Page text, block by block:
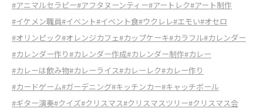
#アニマルセラピー#アフタヌーンティー#アートレク#アート制作
#イケメン職員#イベント#イベント食#ウクレレ#エモい#オセロ
#オリンピック#オレンジカフェ#カップケーキ#カラフル#カレンダー
#カレンダー作り#カレンダー作成#カレンダー制作#カレー
#カレーは飲み物#カレーライス#カレーレク#カレー作り
#カードゲーム#ガーデニング#キッチンカー#キャッチボール
#ギター演奏#クイズ#クリスマス#クリスマスツリー#クリスマス会